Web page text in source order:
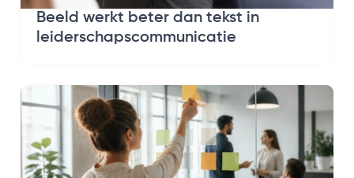
Beeld werkt beter dan tekst in
leiderschapscommunicatie